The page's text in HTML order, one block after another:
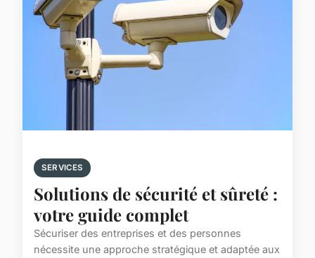
SERVICES
Solutions de sécurité et sûreté :
votre guide complet
Sécuriser des entreprises et des personnes
nécessite une approche stratégique et adaptée aux